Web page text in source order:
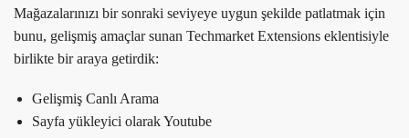
Mağazalarınızı bir sonraki seviyeye uygun şekilde patlatmak için
bunu, gelişmiş amaçlar sunan Techmarket Extensions eklentisiyle
birlikte bir araya getirdik:
Gelişmiş Canlı Arama
Sayfa yükleyici olarak Youtube